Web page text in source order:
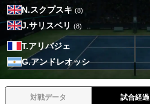
N.スクプスキ (8)
J.サリスベリ (8)
T.アリバジェ
G.アンドレオッシ
対戦データ 試合経過